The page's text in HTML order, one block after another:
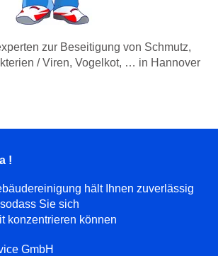
zur Beseitigung von Schmutz,
/ Viren, Vogelkot, … in Hannover
!
hält Ihnen zuverlässig
Sie sich
konzentrieren können
GmbH